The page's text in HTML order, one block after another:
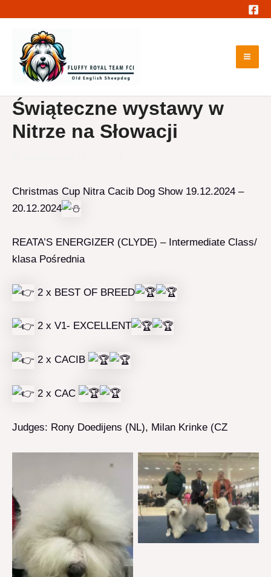
content
Świąteczne wystawy w
Nitrze na Słowacji
Christmas Cup Nitra Cacib Dog Show 19.12.2024 –
20.12.2024
REATA’S ENERGIZER (CLYDE) – Intermediate Class/
klasa Pośrednia
2 x BEST OF BREED
2 x V1- EXCELLENT
2 x CACIB
2 x CAC
Judges: Rony Doedijens (NL), Milan Krinke (CZ
Brak podpisu
Brak podpisu